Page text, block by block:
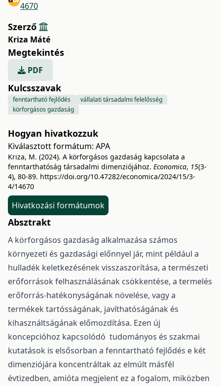
4670
Szerző
Kriza Máté
Megtekintés
PDF
Kulcsszavak
fenntartható fejlődés
vállalati társadalmi felelősség
körforgásos gazdaság
Hogyan hivatkozzuk
Kiválasztott formátum: APA
Kriza, M. (2024). A körforgásos gazdaság kapcsolata a
fenntarthatóság társadalmi dimenziójához. Economica, 15(3-
4), 80-89. https://doi.org/10.47282/economica/2024/15/3-
4/14670
Hivatkozási formátumok
Absztrakt
A körforgásos gazdaság alkalmazása számos
környezeti és gazdasági előnnyel jár, mint például a
hulladék keletkezésének visszaszorítása, a természeti
erőforrások felhasználásának csökkentése, a termelés
erőforrás-hatékonyságának növelése, vagy a
termékek tartósságának, javíthatóságának és
kihasználtságának előmozdítása. Ezen új
koncepcióhoz kapcsolódó tudományos és szakmai
kutatások is elsősorban a fenntartható fejlődés e két
dimenziójára koncentráltak az elmúlt másfél
évtizedben, amióta megjelent ez a fogalom, miközben